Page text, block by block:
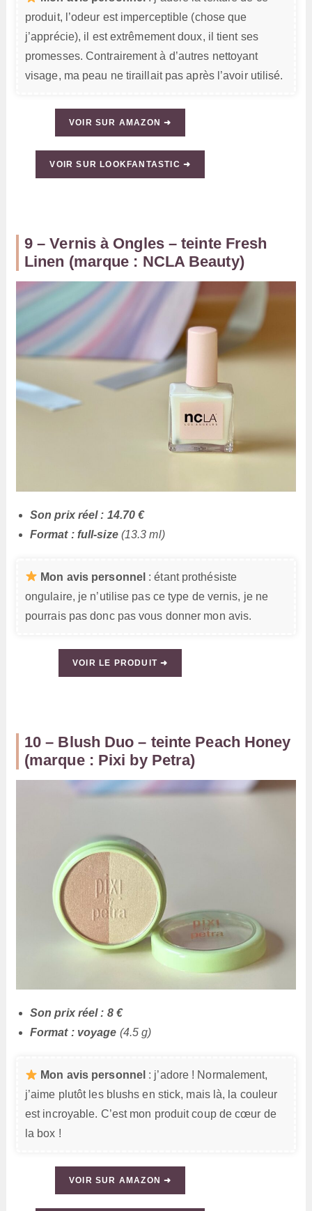
produit, l’odeur est imperceptible (chose que
j’apprécie), il est extrêmement doux, il tient ses
promesses. Contrairement à d’autres nettoyant
visage, ma peau ne tiraillait pas après l’avoir utilisé.
VOIR SUR AMAZON ➜
VOIR SUR LOOKFANTASTIC ➜
9 – Vernis à Ongles – teinte Fresh
Linen (marque : NCLA Beauty)
Son prix réel : 14.70 €
Format : full-size(13.3 ml)
Mon avis personnel : étant prothésiste
ongulaire, je n’utilise pas ce type de vernis, je ne
pourrais pas donc pas vous donner mon avis.
VOIR LE PRODUIT ➜
10 – Blush Duo – teinte Peach Honey
(marque : Pixi by Petra)
Son prix réel : 8 €
Format : voyage (4.5 g)
Mon avis personnel : j’adore ! Normalement,
j’aime plutôt les blushs en stick, mais là, la couleur
est incroyable. C’est mon produit coup de cœur de
la box !
VOIR SUR AMAZON ➜